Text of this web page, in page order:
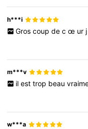
achatscequin'est
h***i
Gros coup de c œ ur j
m***v
il est trop beau
w***a